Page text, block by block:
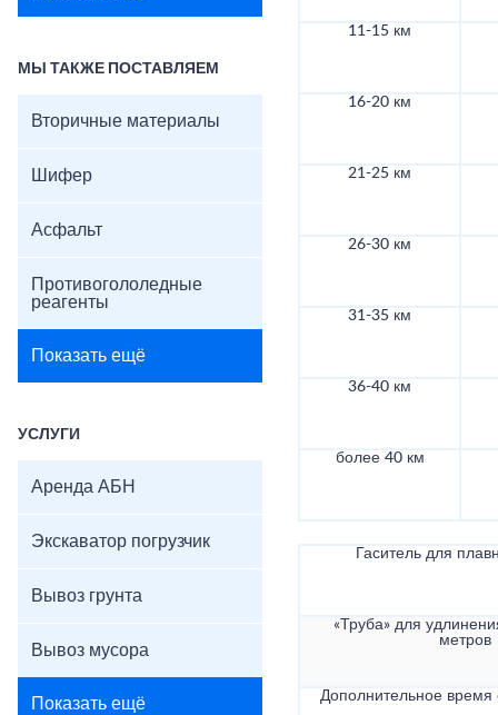
МЫ ТАКЖЕ ПОСТАВЛЯЕМ
Вторичные материалы
Шифер
Асфальт
Противогололедные
реагенты
Показать ещё
УСЛУГИ
Аренда АБН
Экскаватор погрузчик
Вывоз грунта
Вывоз мусора
Показать ещё
11-15 км
16-20 км
21-25 км
26-30 км
31-35 км
36-40 км
более 40 км
Гаситель для
«Труба» для
метров
Дополнительное